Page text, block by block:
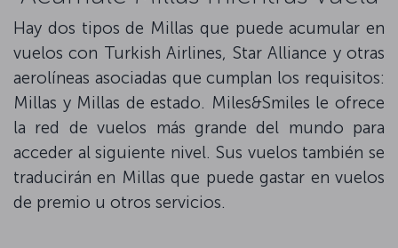
Hay dos tipos de Millas que puede acumular en
vuelos con Turkish Airlines, Star Alliance y otras
aerolíneas asociadas que cumplan los requisitos:
Millas y Millas de estado. Miles&Smiles le ofrece
la red de vuelos más grande del mundo para
acceder al siguiente nivel. Sus vuelos también se
traducirán en Millas que puede gastar en vuelos
de premio u otros servicios.